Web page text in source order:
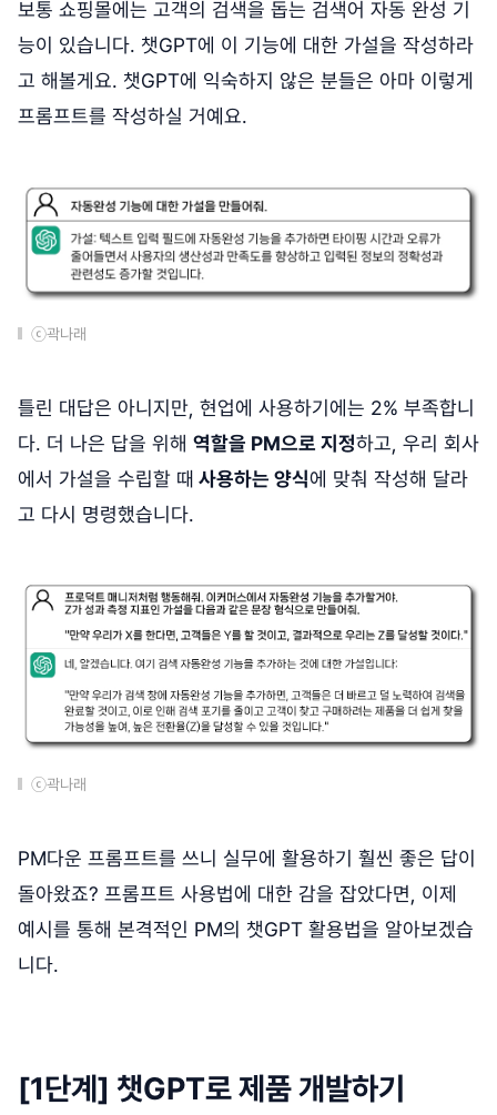
보통 쇼핑몰에는 고객의 검색을 돕는 검색어 자동 완성 기
능이 있습니다. 챗GPT에 이 기능에 대한 가설을 작성하라
고 해볼게요. 챗GPT에 익숙하지 않은 분들은 아마 이렇게
프롬프트를 작성하실 거예요.
ⓒ곽나래
틀린 대답은 아니지만, 현업에 사용하기에는 2% 부족합니
다. 더 나은 답을 위해 역할을 PM으로 지정하고, 우리 회사
에서 가설을 수립할 때 사용하는 양식에 맞춰 작성해 달라
고 다시 명령했습니다.
ⓒ곽나래
PM다운 프롬프트를 쓰니 실무에 활용하기 훨씬 좋은 답이
돌아왔죠? 프롬프트 사용법에 대한 감을 잡았다면, 이제
예시를 통해 본격적인 PM의 챗GPT 활용법을 알아보겠습
니다.
[1단계] 챗GPT로 제품 개발하기